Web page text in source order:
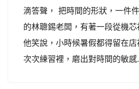
滴答聲， 把時間的形狀，一件
的林聰錫老闆，有著一段從機
他笑說，小時候暑假都得留在
次次練習裡，磨出對時間的敏感